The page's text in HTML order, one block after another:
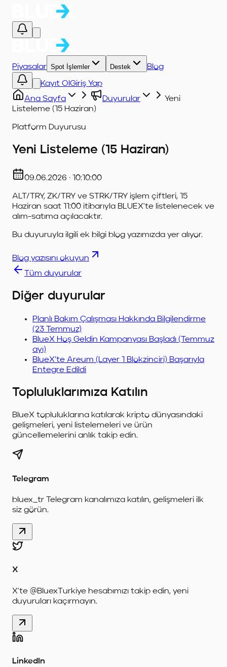
Piyasalar Spot İşlemler Destek Blog
Kayıt Ol Giriş Yap
Ana Sayfa
Duyurular
Yeni
Listeleme (15 Haziran)
Platform Duyurusu
Yeni Listeleme (15 Haziran)
09.06.2026 · 10:10:00
ALT/TRY, ZK/TRY ve STRK/TRY işlem çiftleri, 15
Haziran saat 11:00 itibarıyla BLUEX'te listelenecek ve
alım-satıma açılacaktır.
Bu duyuruyla ilgili ek bilgi blog yazımızda yer alıyor.
Blog yazısını okuyun
Tüm duyurular
Diğer duyurular
Planlı Bakım Çalışması Hakkında Bilgilendirme
(23 Temmuz)
BlueX Hoş Geldin Kampanyası Başladı (Temmuz
ayı)
BlueX’te Areum (Layer 1 Blokzinciri) Başarıyla
Entegre Edildi
Topluluklarımıza Katılın
BlueX topluluklarına katılarak kripto dünyasındaki
gelişmeleri, yeni listelemeleri ve ürün
güncellemelerini anlık takip edin.
Telegram
bluex_tr Telegram kanalımıza katılın, gelişmeleri ilk
siz görün.
X
X'te @BluexTurkiye hesabımızı takip edin, yeni
duyuruları kaçırmayın.
LinkedIn